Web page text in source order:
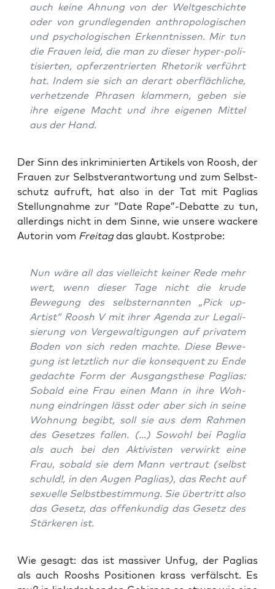
auch kei­ne Ahnung von der Welt­ge­schich­te
oder von grund­le­gen­den anthro­po­lo­gi­schen
und psy­cho­lo­gi­schen Erkennt­nis­sen. Mir tun
die Frau­en leid, die man zu die­ser hyper-poli­
ti­sier­ten, opfer­zen­trier­ten Rhe­to­rik ver­führt
hat. Indem sie sich an der­art ober­fläch­li­che,
ver­het­zen­de Phra­sen klam­mern, geben sie
ihre eige­ne Macht und ihre eige­nen Mit­tel
aus der Hand.
Der Sinn des inkri­mi­nier­ten Arti­kels von Roosh, der
Frau­en zur Selbst­ver­ant­wor­tung und zum Selbst­
schutz auf­ruft, hat also in der Tat mit Pagli­as
Stel­lung­nah­me zur “Date Rape”-Debatte zu tun,
aller­dings nicht in dem Sin­ne, wie unse­re wacke­re
Autorin vom Frei­tagdas glaubt. Kostprobe:
Nun wäre all das viel­leicht kei­ner Rede mehr
wert, wenn die­ser Tage nicht die kru­de
Bewe­gung des selbst­er­nann­ten „Pick up-
Artist“ Roosh V mit ihrer Agen­da zur Lega­li­
sie­rung von Ver­ge­wal­ti­gun­gen auf pri­va­tem
Boden von sich reden mach­te. Die­se Bewe­
gung ist letzt­lich nur die kon­se­quent zu Ende
gedach­te Form der Aus­gangs­the­se Pagli­as:
Sobald eine Frau einen Mann in ihre Woh­
nung ein­drin­gen lässt oder aber sich in sei­ne
Woh­nung begibt, soll sie aus dem Rah­men
des Geset­zes fal­len. (…) Sowohl bei Paglia
als auch bei den Akti­vis­ten ver­wirkt eine
Frau, sobald sie dem Mann ver­traut (selbst
schuld!, in den Augen Pagli­as), das Recht auf
sexu­el­le Selbst­be­stim­mung. Sie über­tritt also
das Gesetz, das offen­kun­dig das Gesetz des
Stär­ke­ren ist.
Wie gesagt: das ist mas­si­ver Unfug, der Pagli­as
als auch Rooshs Posi­tio­nen krass ver­fälscht. Es